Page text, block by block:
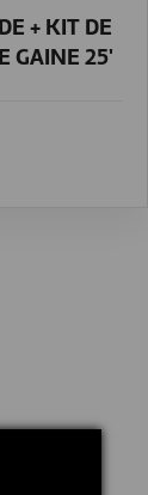
+ KIT DE
GAINE 25'